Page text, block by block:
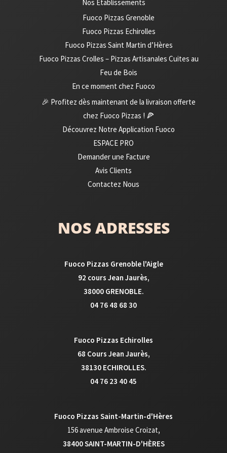
Nos Etablissements
Fuoco Pizzas Grenoble
Fuoco Pizzas Echirolles
Fuoco Pizzas Saint Martin d’Hères
Fuoco Pizzas Crolles – Pizzas Artisanales Cuites au
Feu de Bois
En ce moment chez Fuoco
🎉 Profitez dès maintenant de la livraison offerte
chez Fuoco Pizzas ! 🍕
Découvrez Notre Application Fuoco
ESPACE PRO
Demander une Facture
Avis Clients
Contactez Nous
NOS ADRESSES
Fuoco Pizzas Grenoble l'Aigle
92 cours Jean Jaurès,
38000 GRENOBLE.
04 76 48 68 30
Fuoco Pizzas Echirolles
68 Cours Jean Jaurès,
38130 ECHIROLLES.
04 76 23 40 45
Fuoco Pizzas Saint-Martin-d'Hères
156 avenue Ambroise Croizat,
38400 SAINT-MARTIN-D'HÈRES